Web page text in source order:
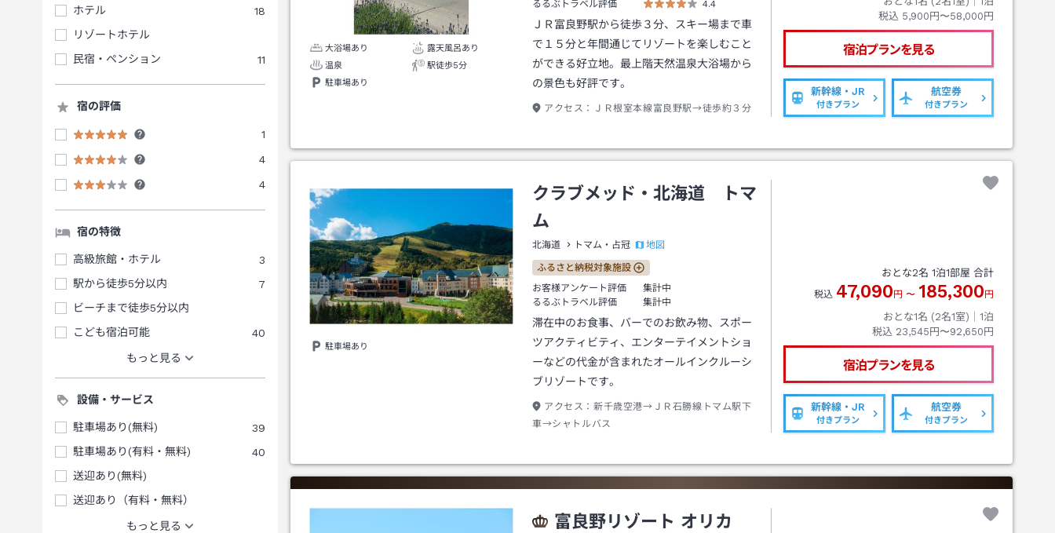
ホテル
18
リゾートホテル
民宿・ペンション
11
宿の評価
1
4
4
宿の特徴
高級旅館・ホテル
3
駅から徒歩5分以内
7
ビーチまで徒歩5分以内
こども宿泊可能
40
もっと見る
設備・サービス
駐車場あり(無料)
39
駐車場あり(有料・無料)
40
送迎あり(無料)
送迎あり（有料・無料）
もっと見る
大浴場あり
露天風呂あり
温泉
駅徒歩5分
駐車場あり
るるぶトラベル評価
4.4
ＪＲ富良野駅から徒歩３分、スキー場まで車
で１５分と年間通じてリゾートを楽しむこと
ができる好立地。最上階天然温泉大浴場から
の景色も好評です。
アクセス： ＪＲ根室本線富良野駅→徒歩約３分
税込 5,900円〜58,000円
宿泊プランを見る
新幹線・JR
付きプラン
航空券
付きプラン
駐車場あり
クラブメッド・北海道 トマ
ム
北海道 トマム・占冠 地図
ふるさと納税対象施設
お客様アンケート評価
集計中
るるぶトラベル評価
集計中
滞在中のお食事、バーでのお飲み物、スポー
ツアクティビティ、エンターテイメントショ
ーなどの代金が含まれたオールインクルーシ
ブリゾートです。
アクセス： 新千歳空港→ＪＲ石勝線トマム駅下
車→シャトルバス
おとな2名 1泊1部屋 合計
税込 47,090 円 〜 185,300 円
おとな1名 (2名1室)｜ 1泊
税込 23,545円〜92,650円
宿泊プランを見る
新幹線・JR
付きプラン
航空券
付きプラン
富良野リゾート オリカ